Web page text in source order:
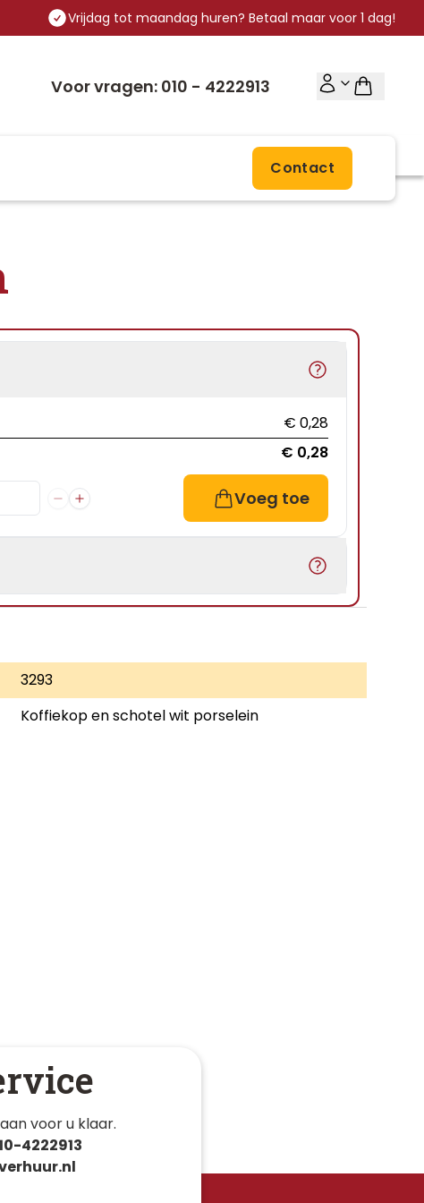
Vrijdag tot maandag huren? Betaal maar voor 1 dag!
Voor vragen: 010 - 4222913
Contact
€ 0,28
€ 0,28
Voeg toe
3293
Koffiekop en schotel wit porselein
voor u klaar.
4222913